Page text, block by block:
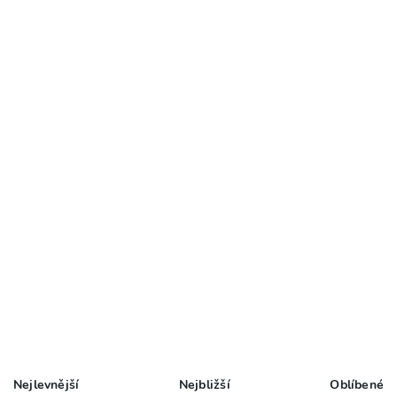
Nejlevnější Nejbližší Oblíbené